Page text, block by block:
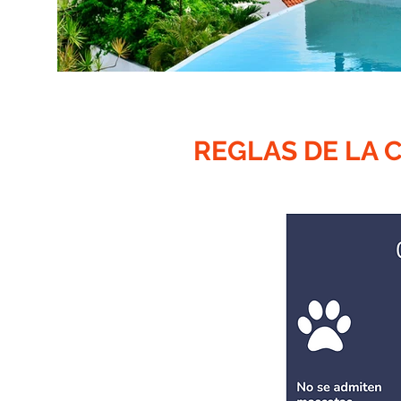
REGLAS DE LA